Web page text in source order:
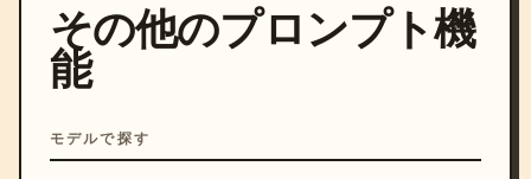
その他のプロンプト機
能
モデルで探す